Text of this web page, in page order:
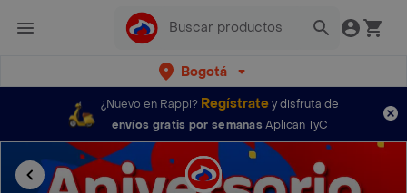
Bogotá
¿Nuevo en Rappi? Regístratey disfruta de
envíos gratis por semanas Aplican TyC